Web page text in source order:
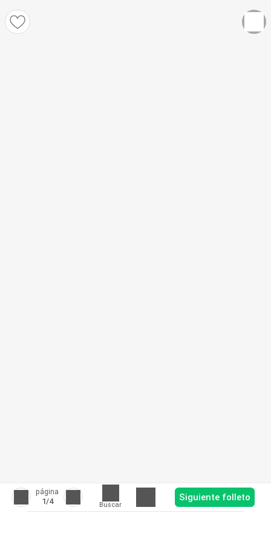
página
1/4 Buscar
Siguiente folleto